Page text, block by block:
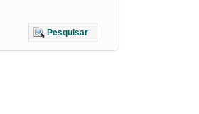
Pesquisar